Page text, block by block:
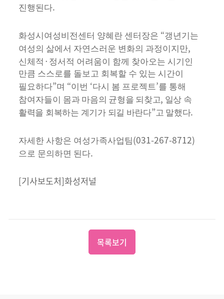
진행된다.
화성시여성비전센터 양혜란 센터장은 “갱년기는
여성의 삶에서 자연스러운 변화의 과정이지만,
신체적 · 정서적 어려움이 함께 찾아오는 시기인
만큼 스스로를 돌보고 회복할 수 있는 시간이
필요하다”며 “이번 ‘다시 봄 프로젝트’를 통해
참여자들이 몸과 마음의 균형을 되찾고, 일상 속
활력을 회복하는 계기가 되길 바란다”고 말했다.
자세한 사항은 여성가족사업팀(031-267-8712)
으로 문의하면 된다.
[기사보도처]화성저널
목록보기